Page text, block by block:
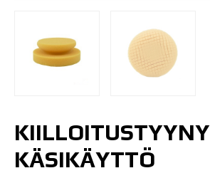
KIILLOITUSTYYNY
KÄSIKÄYTTÖ